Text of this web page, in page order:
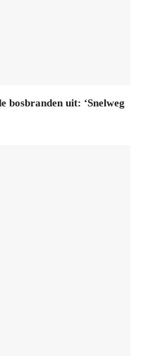
bosbranden uit: ‘Snelweg